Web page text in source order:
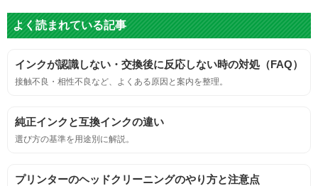
標準カラーサンプルを印刷する。
鮮やか、リアル、彩度、シャープなど、
におい
よく読まれている記事
インクが認識しない・交換後に反応しない時の対処（FAQ）
接触不良・相性不良など、よくある原因と案内を整理。
純正インクと互換インクの違い
選び方の基準を用途別に解説。
プリンターのヘッドクリーニングのやり方と注意点